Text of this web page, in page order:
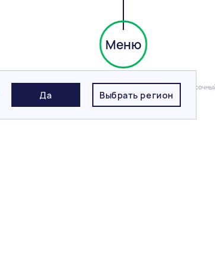
Меню
Да Выбрать регион
Тротуарная плитка BRAER Старый город Ландхаус,